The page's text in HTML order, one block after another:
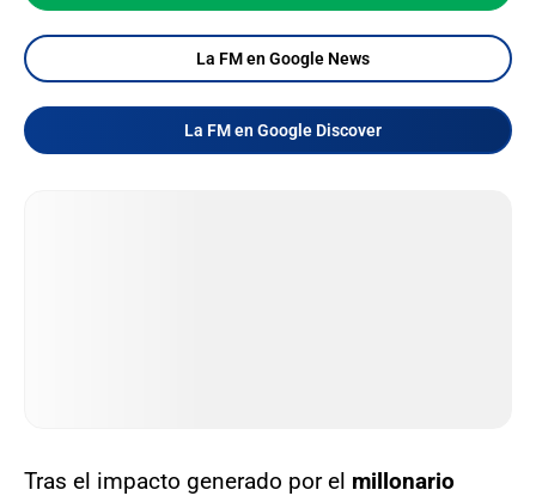
La FM en Google News
La FM en Google Discover
Tras el impacto generado por el millonario